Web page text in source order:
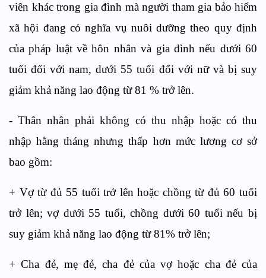
viên khác trong gia đình mà người tham gia bảo hiểm
xã hội đang có nghĩa vụ nuôi dưỡng theo quy định
của pháp luật về hôn nhân và gia đình nếu dưới 60
tuổi đối với nam, dưới 55 tuổi đối với nữ và bị suy
giảm khả năng lao động từ 81 % trở lên.
- Thân nhân phải không có thu nhập hoặc có thu
nhập hằng tháng nhưng thấp hơn mức lương cơ sở
bao gồm:
+ Vợ từ đủ 55 tuổi trở lên hoặc chồng từ đủ 60 tuổi
trở lên; vợ dưới 55 tuổi, chồng dưới 60 tuổi nếu bị
suy giảm khả năng lao động từ 81% trở lên;
+ Cha đẻ, mẹ đẻ, cha đẻ của vợ hoặc cha đẻ của